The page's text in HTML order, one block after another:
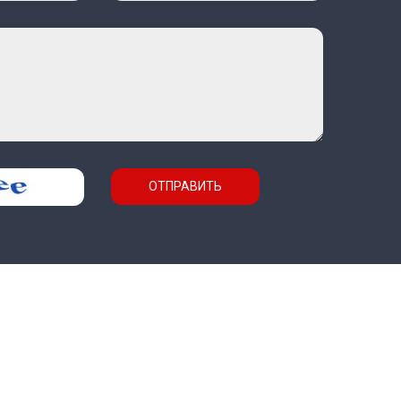
ОТПРАВИТЬ